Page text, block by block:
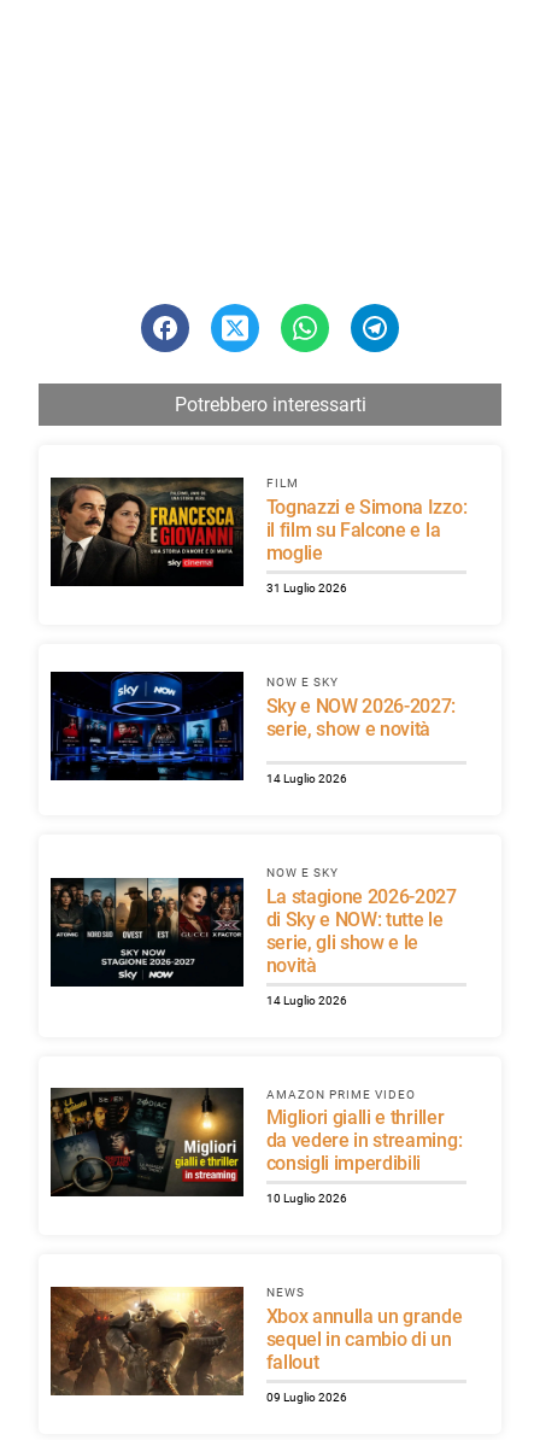
Potrebbero interessarti
FILM
Tognazzi e Simona Izzo:
il film su Falcone e la
moglie
31 Luglio 2026
NOW E SKY
Sky e NOW 2026-2027:
serie, show e novità
14 Luglio 2026
NOW E SKY
La stagione 2026-2027
di Sky e NOW: tutte le
serie, gli show e le
novità
14 Luglio 2026
AMAZON PRIME VIDEO
Migliori gialli e thriller
da vedere in streaming:
consigli imperdibili
10 Luglio 2026
NEWS
Xbox annulla un grande
sequel in cambio di un
fallout
09 Luglio 2026